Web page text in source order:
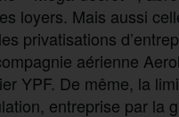
loyers. Mais aussi
privatisations
aérienne
YPF. De même, la
entreprise par la